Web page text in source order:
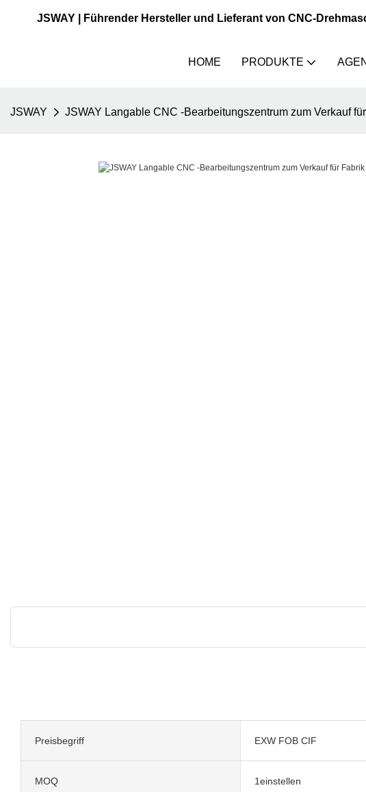
JSWAY | Führender Hersteller und Lieferant von CNC-
HOME PRODUKTE
JSWAY JSWAY Langable CNC -Bearbeitungszentrum zum Verkauf
Preisbegriff EXW FOB CIF
MOQ 1einstellen